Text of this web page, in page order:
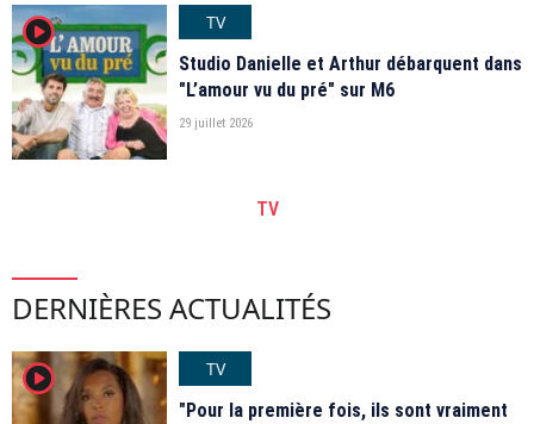
player2
TV
Studio Danielle et Arthur débarquent dans
"L’amour vu du pré" sur M6
29 juillet 2026
TV
DERNIÈRES ACTUALITÉS
player2
TV
"Pour la première fois, ils sont vraiment